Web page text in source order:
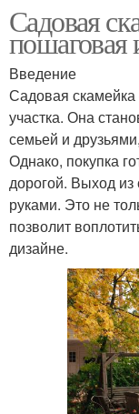
Садовая
пошаговая
Введение
Садовая
участка. Она
семьей и
Однако, покупка
дорогой. Выход из
руками. Это не
позволит
дизайне.